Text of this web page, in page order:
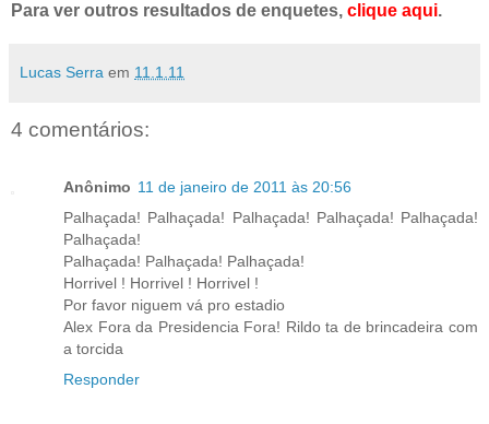
Para ver outros resultados de enquetes, clique aqui.
Lucas Serra em 11.1.11
4 comentários:
Anônimo 11 de janeiro de 2011 às 20:56
Palhaçada! Palhaçada! Palhaçada! Palhaçada! Palhaçada!
Palhaçada!
Palhaçada! Palhaçada! Palhaçada!
Horrivel ! Horrivel ! Horrivel !
Por favor niguem vá pro estadio
Alex Fora da Presidencia Fora! Rildo ta de brincadeira com
a torcida
Responder